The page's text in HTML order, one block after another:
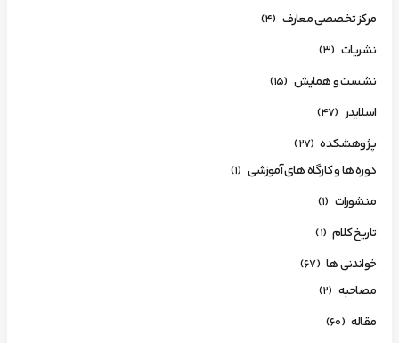
مرکز تخصصی معارف (4)
نشریات (3)
نشست و همایش (15)
اسلایدر (47)
پژوهشکده (27)
دوره ها و کارگاه های آموزشی (1)
منشورات (1)
تاریخ کلام (1)
خواندنی ها (67)
مصاحبه (2)
مقاله (60)